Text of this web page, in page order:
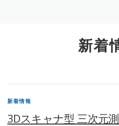
新着
新着情報
3Dスキャナ型 三次元